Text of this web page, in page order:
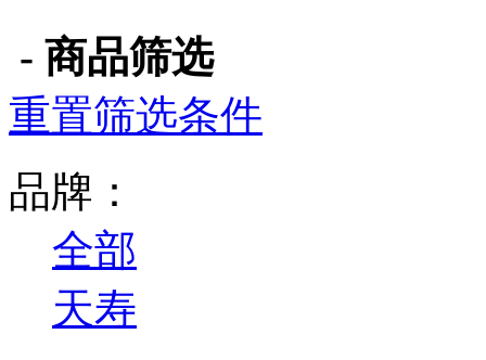
- 商品筛选
重置筛选条件
品牌：
全部
天寿